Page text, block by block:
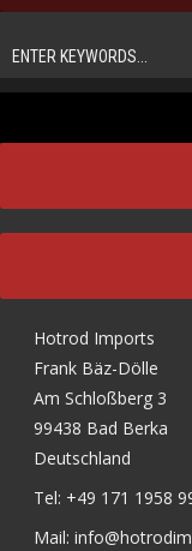
Hotrod Imports
Frank Bäz-Dölle
Am Schloßberg 3
99438 Bad Berka
Deutschland
Tel: +49 171 1958
Mail: